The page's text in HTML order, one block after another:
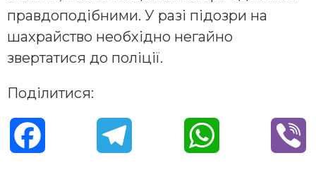
правдоподібними. У разі підозри на
шахрайство необхідно негайно
звертатися до поліції.
Поділитися: